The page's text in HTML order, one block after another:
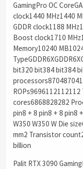
GamingPro OC
clock1440 MHz1440
GDDR clock1188
Boost clock1710
Memory10240
bit320 bit384 bit384
cores6868828282
pin8 + 8 pin8 + 8 pin8
W350 W350 W Die
mm2 Transistor
billion
Palit RTX 3090